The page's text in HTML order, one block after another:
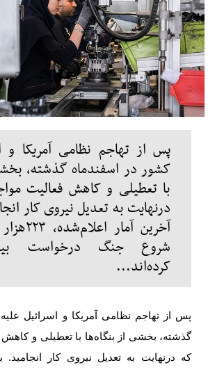
پس از تهاجم نظامی آمریکا و
کشور در اسفندماه گذشته،
با تعطیلی و کاهش فعالیت
درنهایت به تعدیل نیروی کار
آخرین
شروع جنگ درخواست
کرده‌اند...
پس از تهاجم نظامی آمریکا و اسرائیل
گذشته، بخشی از بنگاه‌ها با تعطیلی و
که درنهایت به تعدیل نیروی کار انجامید.